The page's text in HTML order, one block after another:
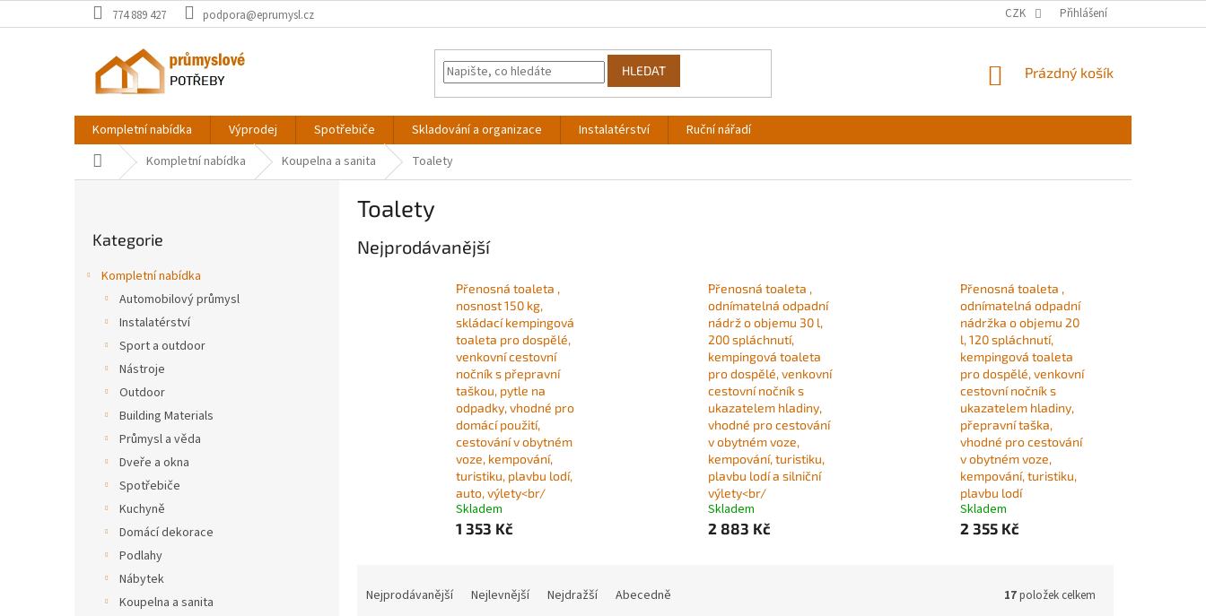
na
774 889 427 podpora@eprumysl.cz CZK Přihlášení
HLEDAT
NÁKUPNÍ
Prázdný košík
Kompletní nabídka Výprodej Spotřebiče Skladování a organizace Instalatérství
Ruční nářadí
Domů Kompletní nabídka Koupelna a sanita Toalety
kategorie
Kategorie
Kompletní nabídka
Automobilový průmysl
Instalatérství
Sport a outdoor
Nástroje
Outdoor
Building Materials
Průmysl a věda
Dveře a okna
Spotřebiče
Kuchyně
Domácí dekorace
Podlahy
Nábytek
Koupelna a sanita
Toalety
Nejprodávanější
Přenosná toaleta ,
nosnost 150 kg,
skládací kempingová
toaleta pro dospělé,
venkovní cestovní
nočník s přepravní
taškou, pytle na
odpadky, vhodné pro
domácí použití,
cestování v obytném
voze, kempování,
turistiku, plavbu lodí,
auto, výlety<br/
Skladem
1 353 Kč
Přenosná toaleta ,
odnímatelná odpadní
nádrž o objemu 30 l,
200 spláchnutí,
kempingová toaleta
pro dospělé, venkovní
cestovní nočník s
ukazatelem hladiny,
vhodné pro cestování
v obytném voze,
kempování, turistiku,
plavbu lodí a silniční
výlety<br/
Skladem
2 883 Kč
Přenosná toaleta ,
odnímatelná odpadní
nádržka o objemu 20
l, 120 spláchnutí,
kempingová toaleta
pro dospělé, venkovní
cestovní nočník s
ukazatelem hladiny,
přepravní taška,
vhodné pro cestování
v obytném voze,
kempování, turistiku,
plavbu lodí
Skladem
2 355 Kč
Nejprodávanější Nejlevnější Nejdražší Abecedně 17položek celkem